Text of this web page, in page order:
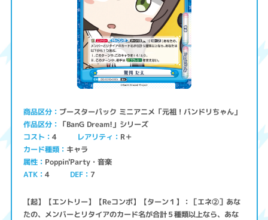
商品区分 ブースターパック ミニアニメ「元祖！バンドリちゃん」
作品区分 「BanG Dream!」シリーズ
コスト 4 レアリティ R＋
カード種類 キャラ
属性 Poppin'Party・音楽
ATK 4 DEF 7
【起】【エントリー】【Reコンボ】【ターン１】：［エネ②］あな
たの、メンバーとリタイアのカード名が合計５種類以上なら、あな